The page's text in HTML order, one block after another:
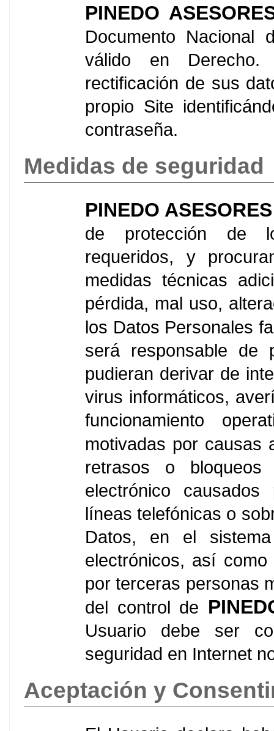
PINEDO
Documento Nacional
válido en
rectificación de sus
propio Site
contraseña.
Medidas de seguridad
PINEDO ASESORES
de protección de
requeridos, y
medidas técnicas
pérdida, mal uso,
los Datos Personales
será responsable de
pudieran derivar de
virus informáticos,
funcionamiento
motivadas por causas
retrasos o
electrónico
líneas telefónicas o
Datos, en el
electrónicos, así
por terceras personas
del control de
Usuario debe ser
seguridad en Internet
Aceptación y